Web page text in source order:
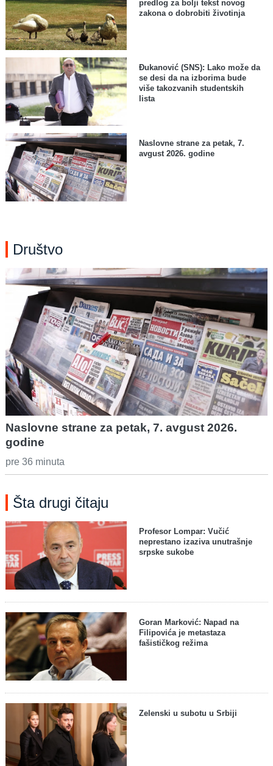
predlog za bolji tekst novog
zakona o dobrobiti životinja
Đukanović (SNS): Lako može da
se desi da na izborima bude
više takozvanih studentskih
lista
Naslovne strane za petak, 7.
avgust 2026. godine
Društvo
Naslovne strane za petak, 7. avgust 2026.
godine
pre 36 minuta
Šta drugi čitaju
Profesor Lompar: Vučić
neprestano izaziva unutrašnje
srpske sukobe
Goran Marković: Napad na
Filipovića je metastaza
fašističkog režima
Zelenski u subotu u Srbiji